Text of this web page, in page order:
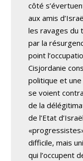
côté
aux amis
les ravages du
par la
point
Cisjordanie
politique et
se voient
de la
de l’Etat
difficile, mais
qui l’occupent